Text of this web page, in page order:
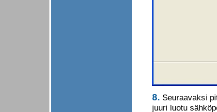
8. Seuraavaksi
juuri luotu